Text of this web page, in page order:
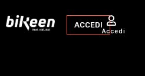
ACCEDI
Accedi